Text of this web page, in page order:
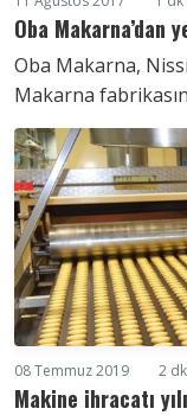
Oba Makarna’dan
Oba Makarna,
Makarna
08 Temmuz 2019 2
Makine ihracatı